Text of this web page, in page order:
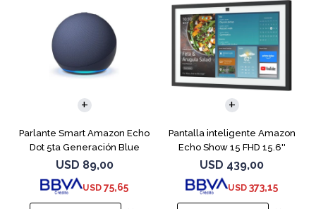
Parlante Smart Amazon Echo
Dot 5ta Generación Blue
USD 89,00
USD 75,65
Pantalla inteligente Amazon
Echo Show 15 FHD 15.6''
Black
USD 439,00
USD 373,15